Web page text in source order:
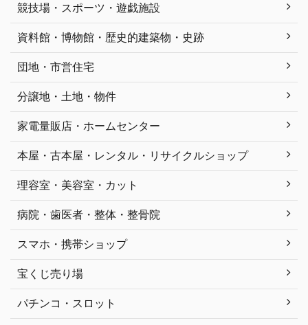
競技場・スポーツ・遊戯施設
資料館・博物館・歴史的建築物・史跡
団地・市営住宅
分譲地・土地・物件
家電量販店・ホームセンター
本屋・古本屋・レンタル・リサイクルショップ
理容室・美容室・カット
病院・歯医者・整体・整骨院
スマホ・携帯ショップ
宝くじ売り場
パチンコ・スロット